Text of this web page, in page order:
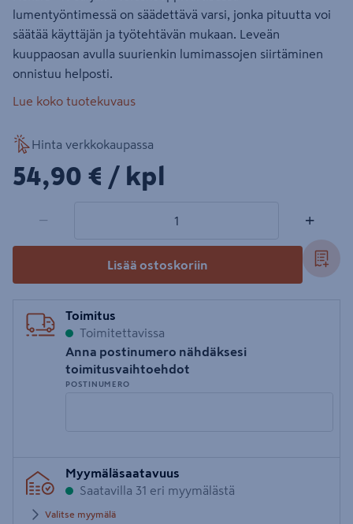
lumentyöntimessä on säädettävä varsi, jonka pituutta voi
säätää käyttäjän ja työtehtävän mukaan. Leveän
kuuppaosan avulla suurienkin lumimassojen siirtäminen
onnistuu helposti.
Lue koko tuotekuvaus
Hinta verkkokaupassa
54,90€/kpl
54,90 € / kpl
− +
Lisää ostoskoriin
Toimitus
Toimitettavissa
Anna postinumero nähdäksesi
toimitusvaihtoehdot
POSTINUMERO
postinumero
Myymäläsaatavuus
Saatavilla 31 eri myymälästä
Valitse myymälä